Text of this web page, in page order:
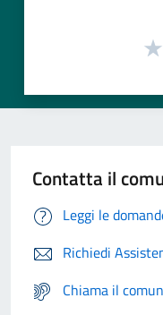
Contatta il
Leggi le
Richiedi
Chiama il